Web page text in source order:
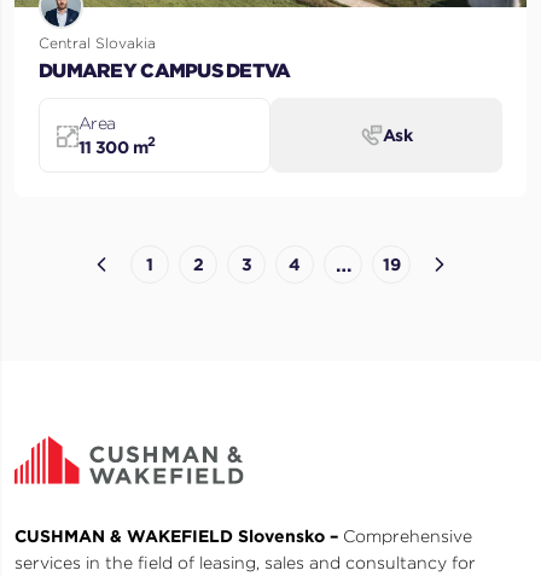
Central Slovakia
DUMAREY CAMPUS DETVA
Area
11 300 m2 Ask
1 2 3 4 … 19
CUSHMAN & WAKEFIELD Slovensko – Comprehensive
services in the field of leasing, sales and consultancy for